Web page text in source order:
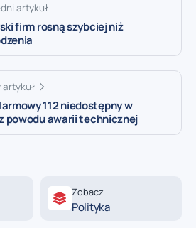
artykuł
firm rosną szybciej niż
artykuł
112 niedostępny w
powodu awarii technicznej
Zobacz
Polityka